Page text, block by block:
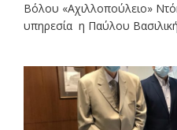
Βόλου «Αχιλλοπούλειο»
υπηρεσία η Παύλου